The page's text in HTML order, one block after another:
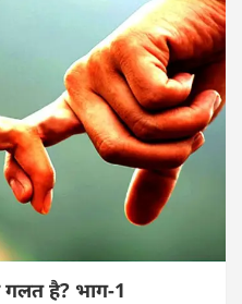
गलत है? भाग-1